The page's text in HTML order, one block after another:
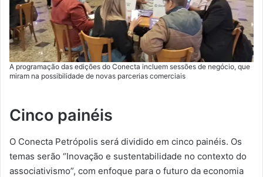
A programação das edições do Conecta incluem sessões de negócio, que
miram na possibilidade de novas parcerias comerciais
Cinco painéis
O Conecta Petrópolis será dividido em cinco painéis. Os
temas serão “Inovação e sustentabilidade no contexto do
associativismo”, com enfoque para o futuro da economia